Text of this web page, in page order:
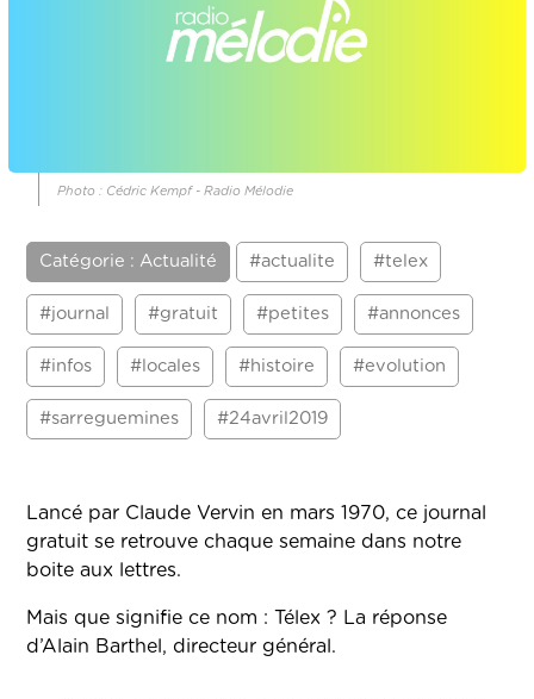
Photo : Cédric Kempf - Radio Mélodie
Catégorie : Actualité #actualite #telex
#journal #gratuit #petites #annonces
#infos #locales #histoire #evolution
#sarreguemines #24avril2019
Lancé par Claude Vervin en mars 1970, ce journal
gratuit se retrouve chaque semaine dans notre
boite aux lettres.
Mais que signifie ce nom : Télex ? La réponse
d’Alain Barthel, directeur général.